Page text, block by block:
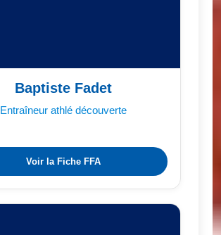
Baptiste Fadet
Entraîneur athlé découverte
Voir la Fiche FFA